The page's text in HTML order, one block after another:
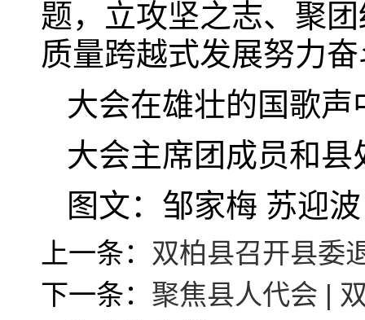
题，立攻坚之志、聚
质量跨越式发展努力
大会在雄壮的国歌声
大会主席团成员和
图文：邹家梅 苏迎
上一条： 双柏县召开县委
下一条： 聚焦县人代会 |